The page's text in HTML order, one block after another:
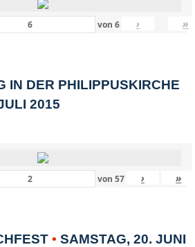
von 6 › »
IN DER PHILIPPUSKIRCHE
2015
von 57 › »
• SAMSTAG, 20. JUNI